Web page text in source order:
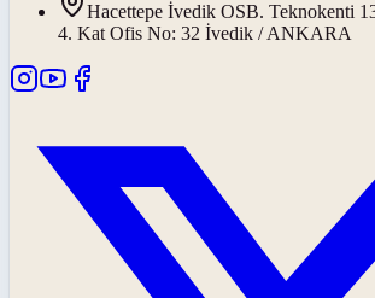
Hacettepe İvedik OSB. Teknokenti
4. Kat Ofis No: 32 İvedik / ANKARA